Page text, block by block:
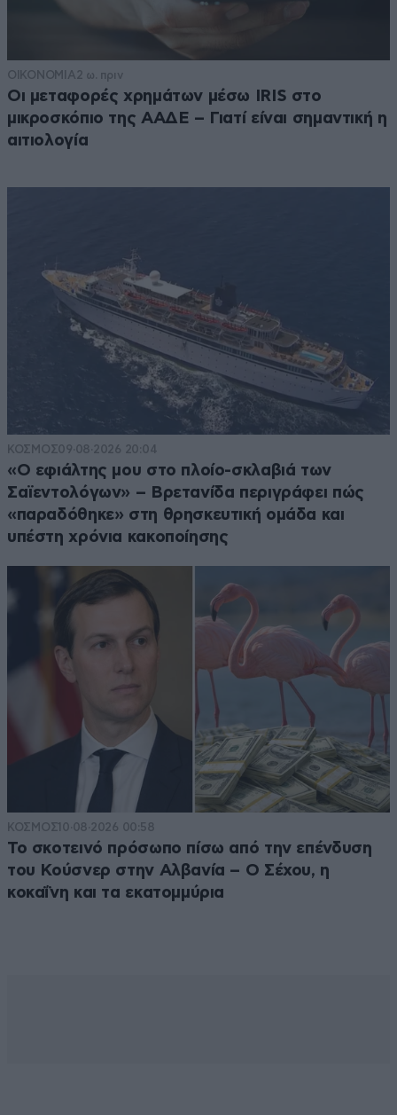
ΟΙΚΟΝΟΜΙΑ 2 ω. πριν
Οι μεταφορές χρημάτων μέσω IRIS στο
μικροσκόπιο της ΑΑΔΕ – Γιατί είναι σημαντική η
αιτιολογία
ΚΟΣΜΟΣ09·08·2026 20:04
«Ο εφιάλτης μου στο πλοίο-σκλαβιά των
Σαϊεντολόγων» – Βρετανίδα περιγράφει πώς
«παραδόθηκε» στη θρησκευτική ομάδα και
υπέστη χρόνια κακοποίησης
ΚΟΣΜΟΣ10·08·2026 00:58
Το σκοτεινό πρόσωπο πίσω από την επένδυση
του Κούσνερ στην Αλβανία – Ο Σέχου, η
κοκαΐνη και τα εκατομμύρια